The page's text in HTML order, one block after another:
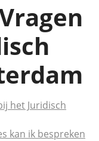
het Juridisch
kan ik bespreken